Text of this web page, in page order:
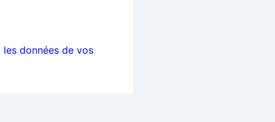
données de vos